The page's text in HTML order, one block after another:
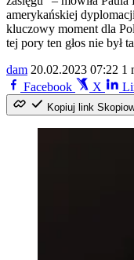
amerykańskiej
kluczowy moment dla
tej pory ten głos nie był
dam 20.02.2023 07:22 1
Facebook
X
Kopiuj link